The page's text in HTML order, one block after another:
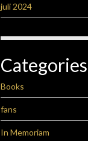
juli 2024
Categories
Books
fans
In Memoriam